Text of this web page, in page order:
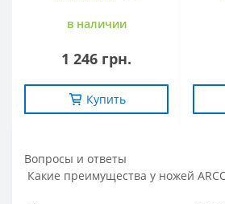
в наличии
1 246 грн.
Купить
Вопросы и ответы
Какие преимущества у ножей